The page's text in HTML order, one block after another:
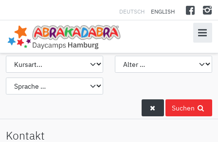
DEUTSCH ENGLISH
Suchen
Kontakt